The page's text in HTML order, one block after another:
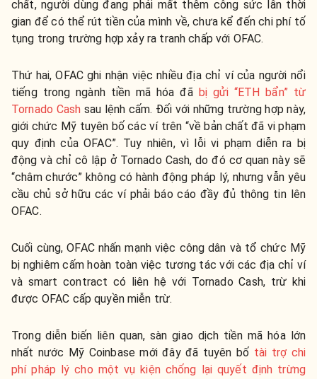
chất, người dùng đang phải mất thêm công sức lẫn thời
gian để có thể rút tiền của mình về, chưa kể đến chi phí tố
tụng trong trường hợp xảy ra tranh chấp với OFAC.
Thứ hai, OFAC ghi nhận việc nhiều địa chỉ ví của người nổi
tiếng trong ngành tiền mã hóa đã bị gửi “ETH bẩn” từ
Tornado Cash sau lệnh cấm. Đối với những trường hợp này,
giới chức Mỹ tuyên bố các ví trên “về bản chất đã vi phạm
quy định của OFAC”. Tuy nhiên, vì lỗi vi phạm diễn ra bị
động và chỉ cô lập ở Tornado Cash, do đó cơ quan này sẽ
“châm chước” không có hành động pháp lý, nhưng vẫn yêu
cầu chủ sở hữu các ví phải báo cáo đầy đủ thông tin lên
OFAC.
Cuối cùng, OFAC nhấn mạnh việc công dân và tổ chức Mỹ
bị nghiêm cấm hoàn toàn việc tương tác với các địa chỉ ví
và smart contract có liên hệ với Tornado Cash, trừ khi
được OFAC cấp quyền miễn trừ.
Trong diễn biến liên quan, sàn giao dịch tiền mã hóa lớn
nhất nước Mỹ Coinbase mới đây đã tuyên bố tài trợ chi
phí pháp lý cho một vụ kiện chống lại quyết định trừng